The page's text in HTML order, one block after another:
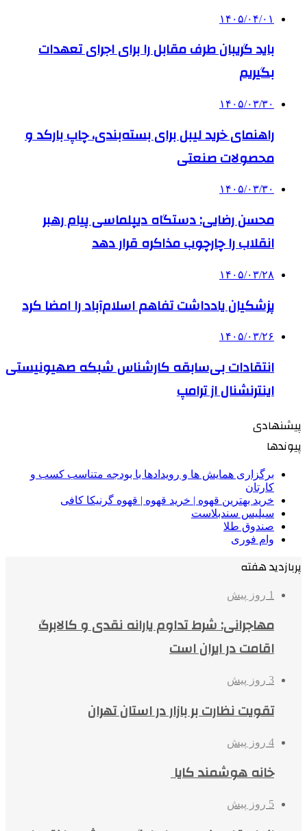
۱۴۰۵/۰۴/۰۱
باید گریبان طرف مقابل را برای اجرای تعهدات
بگیریم
۱۴۰۵/۰۳/۳۰
راهنمای خرید لیبل برای بسته‌بندی، چاپ بارکد و
محصولات صنعتی
۱۴۰۵/۰۳/۳۰
محسن رضایی: دستگاه دیپلماسی پیام رهبر
انقلاب را چارچوب مذاکره قرار دهد
۱۴۰۵/۰۳/۲۸
پزشکیان یادداشت تفاهم اسلام‌آباد را امضا کرد
۱۴۰۵/۰۳/۲۶
انتقادات بی‌سابقه کارشناس شبکه صهیونیستی
اینترنشنال از ترامپ
پیشنهادی
پیوندها
برگزاری همایش ها و رویدادها با بودجه متناسب کسب و
کارتان
خرید بهترین قهوه | خرید قهوه | قهوه گرنیکا کافی
سیلیس سندبلاست
صندوق طلا
وام فوری
پربازدید هفته
1 روز پیش
مهاجرانی: شرط تداوم یارانه نقدی و کالابرگ
اقامت در ایران است
3 روز پیش
تقویت نظارت بر بازار در استان تهران
4 روز پیش
خانه هوشمند کایا
5 روز پیش